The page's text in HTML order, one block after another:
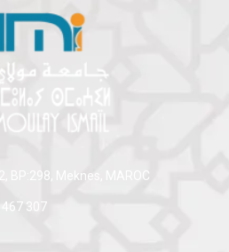
BP:298, Meknes, MAROC
307